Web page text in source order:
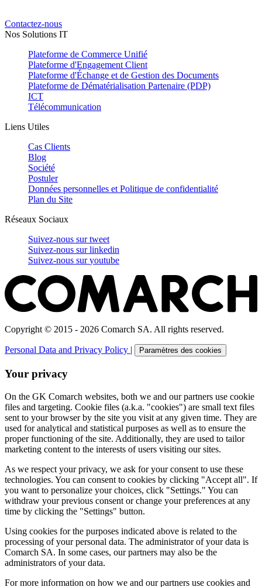
Contactez-nous
Nos Solutions IT
Plateforme de Commerce Unifié
Plateforme d'Engagement Client
Plateforme d'Échange et de Gestion des Documents
Plateforme de Dématérialisation Partenaire (PDP)
ICT
Télécommunication
Liens Utiles
Cas Clients
Blog
Société
Postuler
Données personnelles et Politique de confidentialité
Plan du Site
Réseaux Sociaux
Suivez-nous surtweet
Suivez-nous surlinkedin
Suivez-nous suryoutube
Copyright © 2015 - 2026 Comarch SA. All rights reserved.
Personal Data and Privacy Policy | Paramètres des cookies
Your privacy
On the GK Comarch websites, both we and our partners use cookie
files and targeting. Cookie files (a.k.a. "cookies") are small text files
sent to your browser by the site you visit at any given time. They are
used for analytical and statistical purposes as well as to ensure the
proper functioning of the site. Additionally, they are used to tailor
marketing content to the interests of users visiting our sites.
As we respect your privacy, we ask for your consent to use these
technologies. You can consent to cookies by clicking "Accept all". If
you want to personalize your choices, click "Settings." You can
withdraw your previous consent or change your preferences at any
time by clicking the "Settings" button.
Using cookies for the purposes indicated above is related to the
processing of your personal data. The administrator of your data is
Comarch SA. In some cases, our partners may also be the
administrators of your data.
For more information on how we and our partners use cookies and